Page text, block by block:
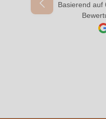
Ihr Passwort
Basierend auf